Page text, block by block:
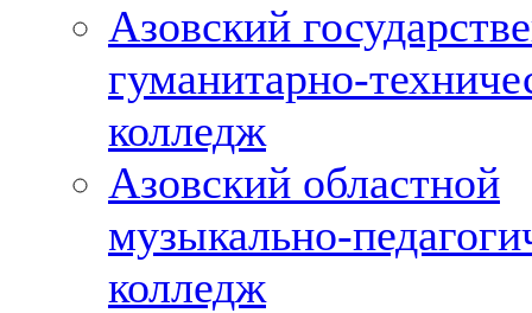
Азовский
гуманитарно-
колледж
Азовский областной
музыкально-
колледж